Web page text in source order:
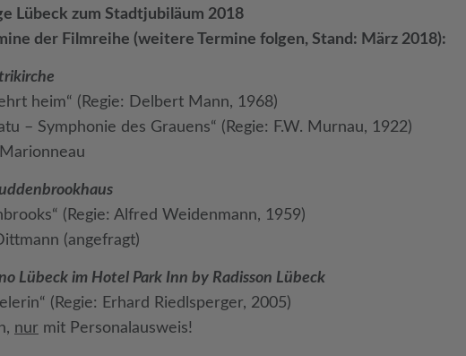
Lübeck zum Stadtjubiläum 2018
der Filmreihe (weitere Termine folgen, Stand: März 2018):
heim“ (Regie: Delbert Mann, 1968)
– Symphonie des Grauens“ (Regie: F.W. Murnau, 1922)
(Regie: Alfred Weidenmann, 1959)
(angefragt)
Lübeck im Hotel Park Inn by Radisson Lübeck
(Regie: Erhard Riedlsperger, 2005)
nur mit Personalausweis!